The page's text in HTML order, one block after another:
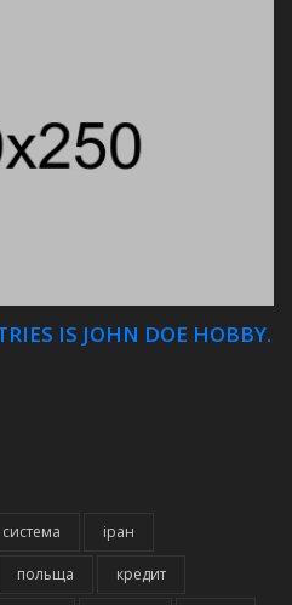
IS JOHN DOE HOBBY.
іран
польща кредит